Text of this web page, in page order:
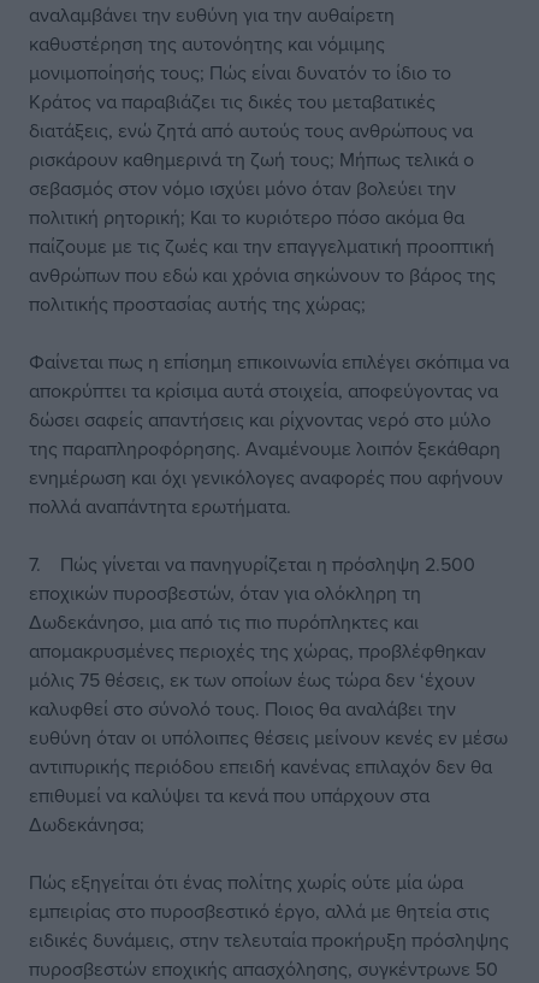
αναλαμβάνει την ευθύνη για την αυθαίρετη
καθυστέρηση της αυτονόητης και νόμιμης
μονιμοποίησής τους; Πώς είναι δυνατόν το ίδιο το
Κράτος να παραβιάζει τις δικές του μεταβατικές
διατάξεις, ενώ ζητά από αυτούς τους ανθρώπους να
ρισκάρουν καθημερινά τη ζωή τους; Μήπως τελικά ο
σεβασμός στον νόμο ισχύει μόνο όταν βολεύει την
πολιτική ρητορική; Και το κυριότερο πόσο ακόμα θα
παίζουμε με τις ζωές και την επαγγελματική προοπτική
ανθρώπων που εδώ και χρόνια σηκώνουν το βάρος της
πολιτικής προστασίας αυτής της χώρας;
Φαίνεται πως η επίσημη επικοινωνία επιλέγει σκόπιμα να
αποκρύπτει τα κρίσιμα αυτά στοιχεία, αποφεύγοντας να
δώσει σαφείς απαντήσεις και ρίχνοντας νερό στο μύλο
της παραπληροφόρησης. Αναμένουμε λοιπόν ξεκάθαρη
ενημέρωση και όχι γενικόλογες αναφορές που αφήνουν
πολλά αναπάντητα ερωτήματα.
7. Πώς γίνεται να πανηγυρίζεται η πρόσληψη 2.500
εποχικών πυροσβεστών, όταν για ολόκληρη τη
Δωδεκάνησο, μια από τις πιο πυρόπληκτες και
απομακρυσμένες περιοχές της χώρας, προβλέφθηκαν
μόλις 75 θέσεις, εκ των οποίων έως τώρα δεν ‘έχουν
καλυφθεί στο σύνολό τους. Ποιος θα αναλάβει την
ευθύνη όταν οι υπόλοιπες θέσεις μείνουν κενές εν μέσω
αντιπυρικής περιόδου επειδή κανένας επιλαχόν δεν θα
επιθυμεί να καλύψει τα κενά που υπάρχουν στα
Δωδεκάνησα;
Πώς εξηγείται ότι ένας πολίτης χωρίς ούτε μία ώρα
εμπειρίας στο πυροσβεστικό έργο, αλλά με θητεία στις
ειδικές δυνάμεις, στην τελευταία προκήρυξη πρόσληψης
πυροσβεστών εποχικής απασχόλησης, συγκέντρωνε 50